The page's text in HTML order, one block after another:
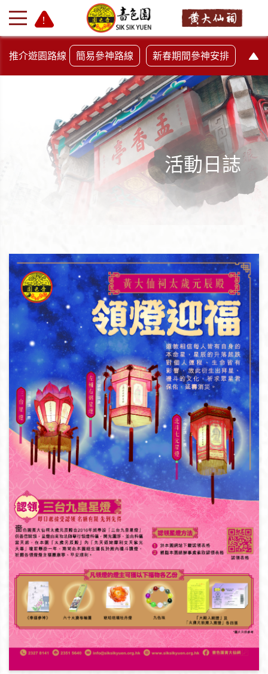
+
推介遊園路線 簡易參神路線 新春期間參神安排
活動日誌